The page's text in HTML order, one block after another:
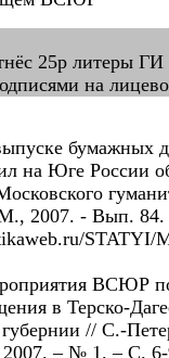
25р литеры
на
бумажных
на Юге России
М., 2007. - Вып.
STATYI/
ВСЮР
в Терско-
// С.-
2007. – № 1. – С.